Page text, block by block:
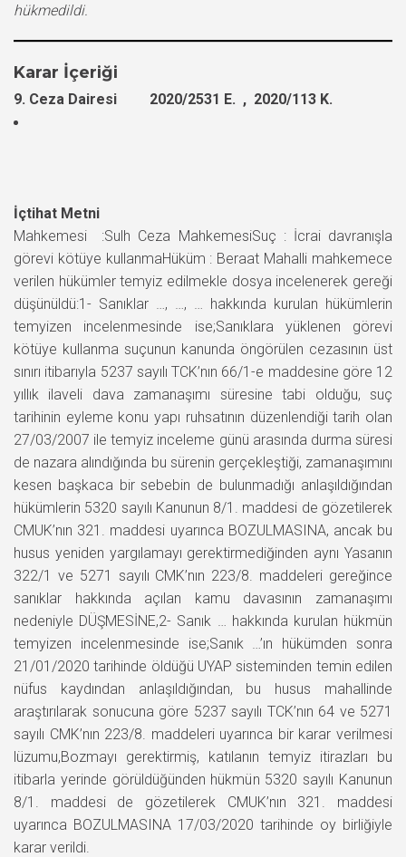
hükmedildi.
Karar İçeriği
9. Ceza Dairesi 2020/2531 E. , 2020/113 K.
İçtihat Metni
Mahkemesi :Sulh Ceza MahkemesiSuç : İcrai davranışla
görevi kötüye kullanmaHüküm : Beraat Mahalli mahkemece
verilen hükümler temyiz edilmekle dosya incelenerek gereği
düşünüldü:1- Sanıklar …, …, … hakkında kurulan hükümlerin
temyizen incelenmesinde ise;Sanıklara yüklenen görevi
kötüye kullanma suçunun kanunda öngörülen cezasının üst
sınırı itibarıyla 5237 sayılı TCK’nın 66/1-e maddesine göre 12
yıllık ilaveli dava zamanaşımı süresine tabi olduğu, suç
tarihinin eyleme konu yapı ruhsatının düzenlendiği tarih olan
27/03/2007 ile temyiz inceleme günü arasında durma süresi
de nazara alındığında bu sürenin gerçekleştiği, zamanaşımını
kesen başkaca bir sebebin de bulunmadığı anlaşıldığından
hükümlerin 5320 sayılı Kanunun 8/1. maddesi de gözetilerek
CMUK’nın 321. maddesi uyarınca BOZULMASINA, ancak bu
husus yeniden yargılamayı gerektirmediğinden aynı Yasanın
322/1 ve 5271 sayılı CMK’nın 223/8. maddeleri gereğince
sanıklar hakkında açılan kamu davasının zamanaşımı
nedeniyle DÜŞMESİNE,2- Sanık … hakkında kurulan hükmün
temyizen incelenmesinde ise;Sanık …’ın hükümden sonra
21/01/2020 tarihinde öldüğü UYAP sisteminden temin edilen
nüfus kaydından anlaşıldığından, bu husus mahallinde
araştırılarak sonucuna göre 5237 sayılı TCK’nın 64 ve 5271
sayılı CMK’nın 223/8. maddeleri uyarınca bir karar verilmesi
lüzumu,Bozmayı gerektirmiş, katılanın temyiz itirazları bu
itibarla yerinde görüldüğünden hükmün 5320 sayılı Kanunun
8/1. maddesi de gözetilerek CMUK’nın 321. maddesi
uyarınca BOZULMASINA 17/03/2020 tarihinde oy birliğiyle
karar verildi.